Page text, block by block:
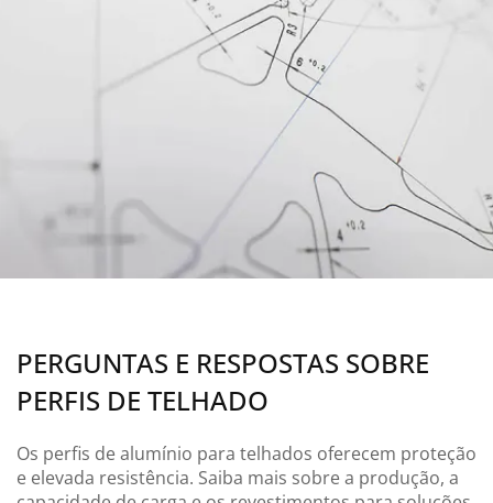
PERGUNTAS E RESPOSTAS SOBRE
PERFIS DE TELHADO
Os perfis de alumínio para telhados oferecem proteção
e elevada resistência. Saiba mais sobre a produção, a